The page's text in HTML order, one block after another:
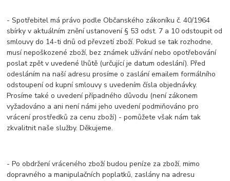
- Spotřebitel má právo podle Občanského zákoníku č. 40/1964
sbírky v aktuálním znění ustanovení § 53 odst. 7 a 10 odstoupit od
smlouvy do 14-ti dnů od převzetí zboží. Pokud se tak rozhodne,
musí nepoškozené zboží, bez známek užívání nebo opotřebování
poslat zpět v uvedené lhůtě (určující je datum odeslání). Před
odesláním na naší adresu prosíme o zaslání emailem formálního
odstoupení od kupní smlouvy s uvedením čísla objednávky.
Prosíme také o uvedení případného důvodu (není zákonem
vyžadováno a ani není námi jeho uvedení podmiňováno pro
vrácení prostředků za cenu zboží) - pomůžete však nám tak
zkvalitnit naše služby. Děkujeme.
- Po obdržení vráceného zboží budou peníze za zboží, mimo
dopravného a manipulačních poplatků, zaslány na adresu